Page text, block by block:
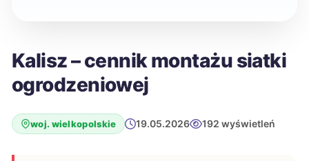
Kalisz – cennik montażu siatki
ogrodzeniowej
woj. wielkopolskie 19.05.2026 192 wyświetleń